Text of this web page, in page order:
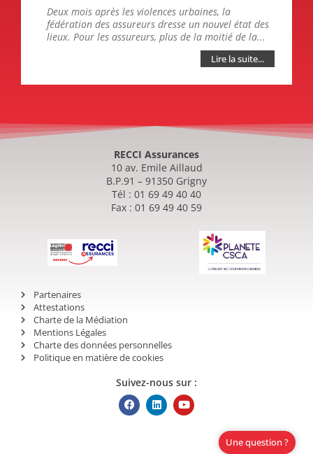
Deux mois après les violences urbaines, la
fédération des assureurs dresse un nouvel état des
lieux. Pour les assureurs, plus de la moitié de la...
Lire la suite...
RECCI Assurances
10 av. Emile Aillaud
B.P.91 – 91350 Grigny
Tél : 01 69 49 40 40
Fax : 01 69 49 40 59
Partenaires
Attestations
Charte de la Médiation
Mentions Légales
Charte des données personnelles
Politique en matière de cookies
Une question ?
Suivez-nous sur :